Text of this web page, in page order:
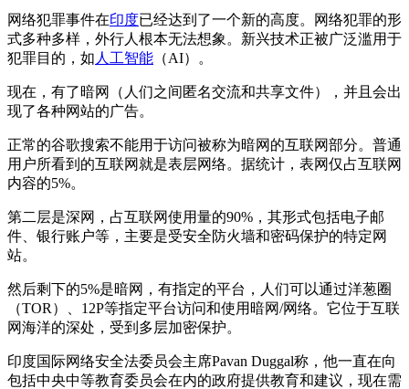
网络犯罪事件在印度已经达到了一个新的高度。网络犯罪的形
式多种多样，外行人根本无法想象。新兴技术正被广泛滥用于
犯罪目的，如 人工智能 （AI）。
现在，有了暗网（人们之间匿名交流和共享文件），并且会出
现了各种网站的广告。
正常的谷歌搜索不能用于访问被称为暗网的互联网部分。普通
用户所看到的互联网就是表层网络。据统计，表网仅占互联网
内容的5%。
第二层是深网，占互联网使用量的90%，其形式包括电子邮
件、银行账户等，主要是受安全防火墙和密码保护的特定网
站。
然后剩下的5%是暗网，有指定的平台，人们可以通过洋葱圈
（TOR）、12P等指定平台访问和使用暗网/网络。它位于互联
网海洋的深处，受到多层加密保护。
印度国际网络安全法委员会主席Pavan Duggal称，他一直在向
包括中央中等教育委员会在内的政府提供教育和建议，现在需